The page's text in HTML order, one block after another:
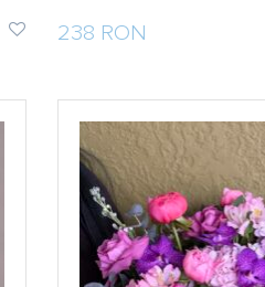
238 RON